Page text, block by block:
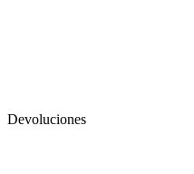
Devoluciones